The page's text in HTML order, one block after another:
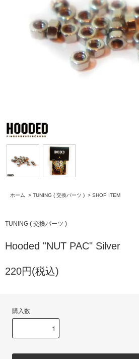
ホーム > TUNING ( 交換パーツ ) > SHOP ITEM
TUNING ( 交換パーツ )
Hooded "NUT PAC" Silver
220円(税込)
購入数